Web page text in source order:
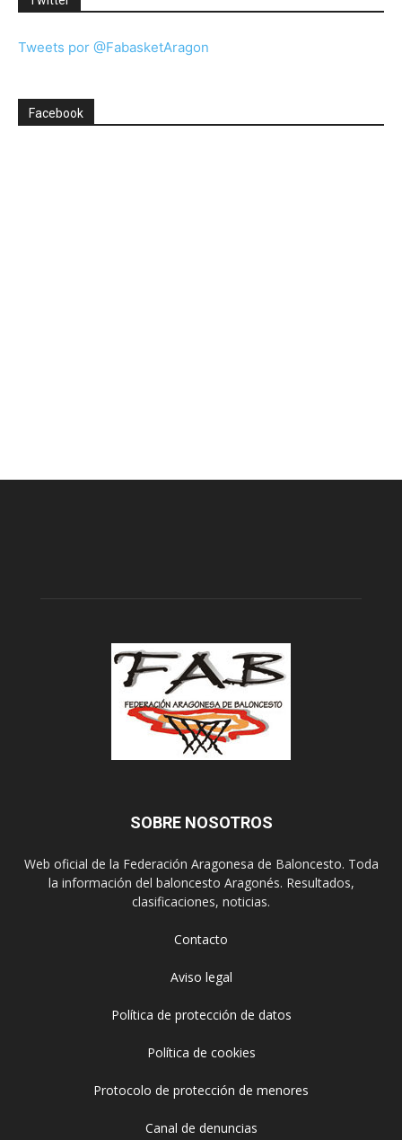
Tweets por @FabasketAragon
Facebook
SOBRE NOSOTROS
Web oficial de la Federación Aragonesa de Baloncesto. Toda
la información del baloncesto Aragonés. Resultados,
clasificaciones, noticias.
Contacto
Aviso legal
Política de protección de datos
Política de cookies
Protocolo de protección de menores
Canal de denuncias